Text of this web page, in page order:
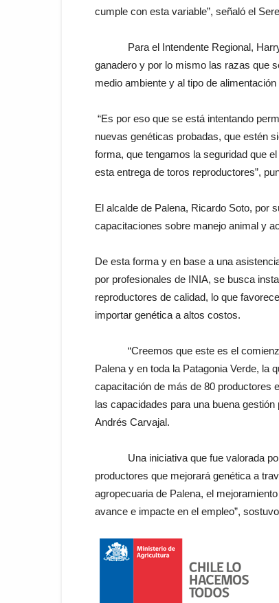
cumple con esta variable”, señaló el
Para el Intendente Regional, Harry
ganadero y por lo mismo las razas que
medio ambiente y al tipo de
“Es por eso que se está intentando
nuevas genéticas probadas, que estén
forma, que tengamos la seguridad que
esta entrega de toros reproductores”,
El alcalde de Palena, Ricardo Soto, por
capacitaciones sobre manejo animal y
De esta forma y en base a una
por profesionales de INIA, se busca
reproductores de calidad, lo que
importar genética a altos costos.
“Creemos que este es el comienzo
Palena y en toda la Patagonia Verde, la
capacitación de más de 80 productores
las capacidades para una buena
Andrés Carvajal.
Una iniciativa que fue valorada por
productores que mejorará genética a
agropecuaria de Palena, el
avance e impacte en el empleo”,